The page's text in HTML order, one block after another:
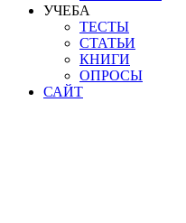
УЧЕБА
ТЕСТЫ
СТАТЬИ
КНИГИ
ОПРОСЫ
САЙТ